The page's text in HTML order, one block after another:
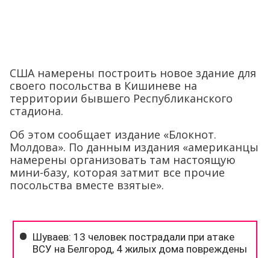
США намерены построить новое здание для
своего посольства в Кишиневе на
территории бывшего Республиканского
стадиона.
Об этом сообщает издание «Блокнот.
Молдова». По данным издания «американцы
намерены организовать там настоящую
мини-базу, которая затмит все прочие
посольства вместе взятые».